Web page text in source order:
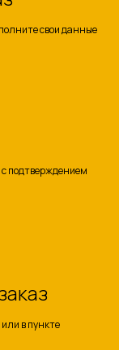
свои данные
подтверждением
в пункте